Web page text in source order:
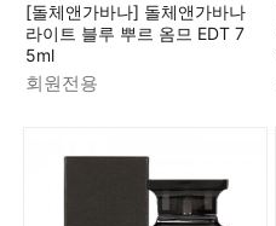
[돌체앤가바나] 돌체앤가바나
라이트 블루 뿌르 옴므 EDT 7
5ml
회원전용